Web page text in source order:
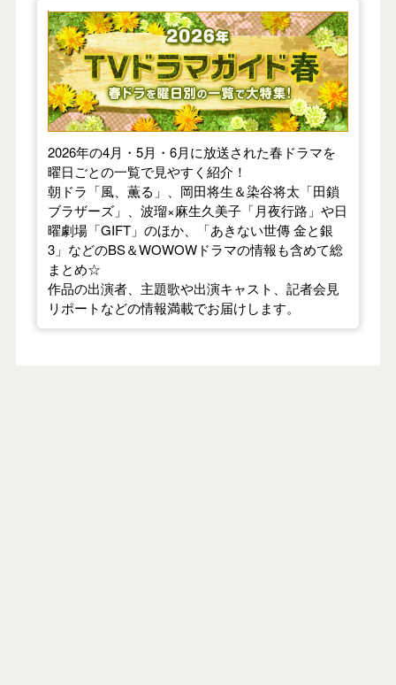
【2026年春】TVドラマガイド
2026年の4月・5月・6月に放送された春ドラマを
曜日ごとの一覧で見やすく紹介！
朝ドラ「風、薫る」、岡田将生＆染谷将太「田鎖
ブラザーズ」、波瑠×麻生久美子「月夜行路」や日
曜劇場「GIFT」のほか、「あきない世傳 金と銀
3」などのBS＆WOWOWドラマの情報も含めて総
まとめ☆
作品の出演者、主題歌や出演キャスト、記者会見
リポートなどの情報満載でお届けします。